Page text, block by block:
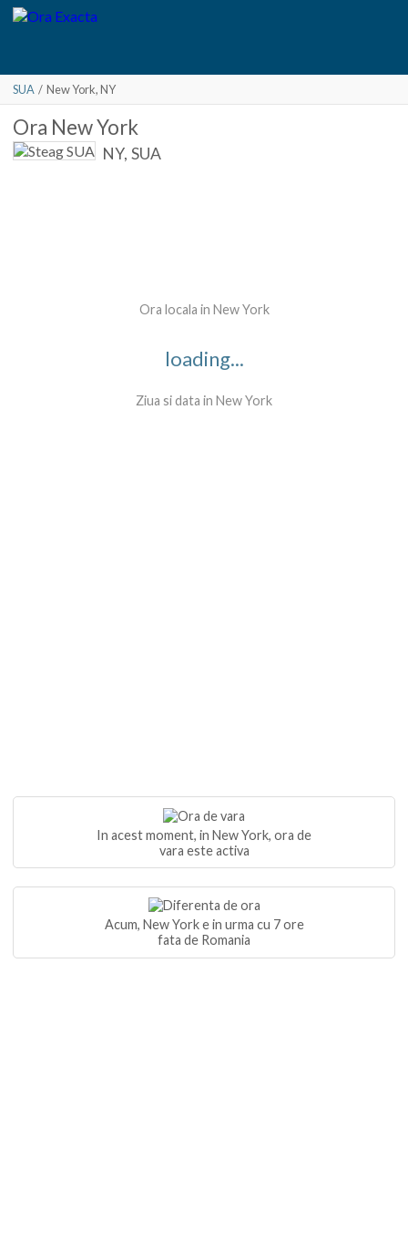
SUA / New York, NY
Ora New York
NY, SUA
Ora locala in New York
loading...
Ziua si data in New York
In acest moment, in New York, ora de
vara este activa
Acum, New York e in urma cu 7 ore
fata de Romania